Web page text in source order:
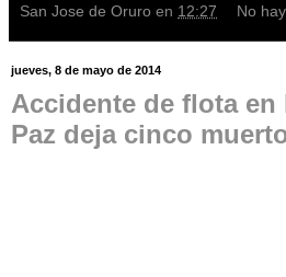
San Jose de Oruro en 12:27 No
jueves, 8 de mayo de 2014
Accidente de flota en
Paz deja cinco